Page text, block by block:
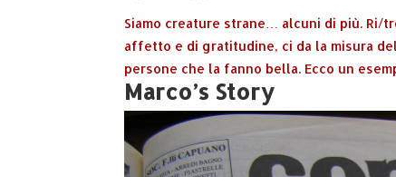
Siamo creature strane… alcuni di più. Ri/
affetto e di gratitudine, ci da la misura
persone che la fanno bella. Ecco un
Marco’s Story